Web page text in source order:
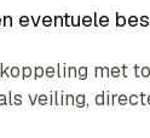
eventuele
met
veiling,